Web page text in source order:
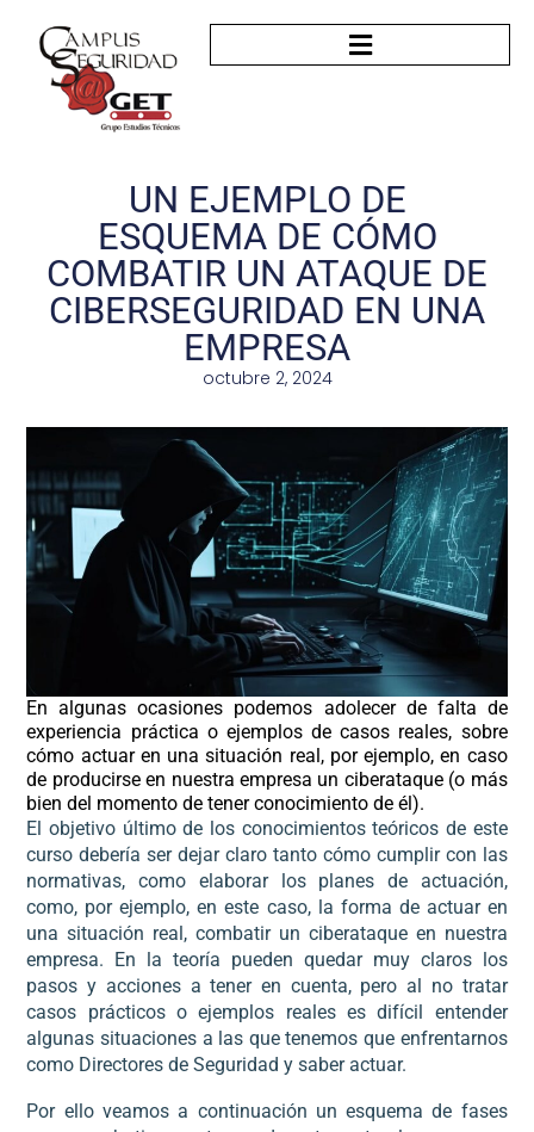
UN EJEMPLO DE
ESQUEMA DE CÓMO
COMBATIR UN ATAQUE DE
CIBERSEGURIDAD EN UNA
EMPRESA
octubre 2, 2024
En algunas ocasiones podemos adolecer de falta de
experiencia práctica o ejemplos de casos reales, sobre
cómo actuar en una situación real, por ejemplo, en caso
de producirse en nuestra empresa un ciberataque (o más
bien del momento de tener conocimiento de él).
El objetivo último de los conocimientos teóricos de este
curso debería ser dejar claro tanto cómo cumplir con las
normativas, como elaborar los planes de actuación,
como, por ejemplo, en este caso, la forma de actuar en
una situación real, combatir un ciberataque en nuestra
empresa. En la teoría pueden quedar muy claros los
pasos y acciones a tener en cuenta, pero al no tratar
casos prácticos o ejemplos reales es difícil entender
algunas situaciones a las que tenemos que enfrentarnos
como Directores de Seguridad y saber actuar.
Por ello veamos a continuación un esquema de fases